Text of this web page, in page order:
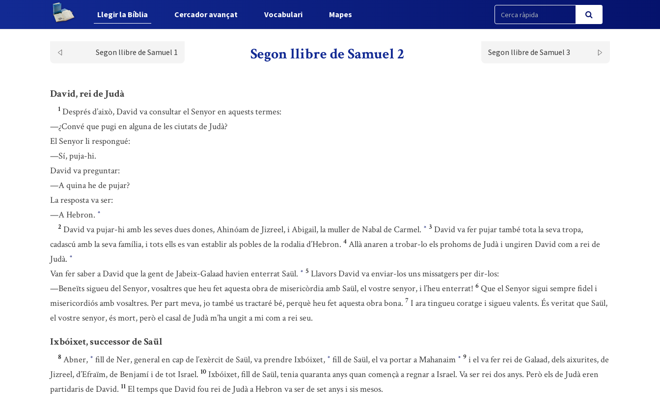
Llegir la Bíblia Cercador avançat Vocabulari Mapes
Segon llibre de Samuel 1 Segon llibre de Samuel 2 Segon llibre de Samuel 3
David, rei de Judà
1 Després d’això, David va consultar el Senyor en aquests termes:
—¿Convé que pugi en alguna de les ciutats de Judà?
El Senyor li respongué:
—Sí, puja-hi.
David va preguntar:
—A quina he de pujar?
La resposta va ser:
—A Hebron. *
2 David va pujar-hi amb les seves dues dones, Ahinóam de Jizreel, i Abigail, la muller de Nabal de Carmel. * 3 David va fer pujar també tota la seva tropa,
cadascú amb la seva família, i tots ells es van establir als pobles de la rodalia d’Hebron. 4 Allà anaren a trobar-lo els prohoms de Judà i ungiren David com a rei de
Judà. *
Van fer saber a David que la gent de Jabeix-Galaad havien enterrat Saül. * 5 Llavors David va enviar-los uns missatgers per dir-los:
—Beneïts sigueu del Senyor, vosaltres que heu fet aquesta obra de misericòrdia amb Saül, el vostre senyor, i l’heu enterrat! 6 Que el Senyor sigui sempre fidel i
misericordiós amb vosaltres. Per part meva, jo també us tractaré bé, perquè heu fet aquesta obra bona. 7 I ara tingueu coratge i sigueu valents. És veritat que Saül,
el vostre senyor, és mort, però el casal de Judà m’ha ungit a mi com a rei seu.
Ixbóixet, successor de Saül
8 Abner, * fill de Ner, general en cap de l’exèrcit de Saül, va prendre Ixbóixet, * fill de Saül, el va portar a Mahanaim * 9 i el va fer rei de Galaad, dels aixurites, de
Jizreel, d’Efraïm, de Benjamí i de tot Israel. 10 Ixbóixet, fill de Saül, tenia quaranta anys quan començà a regnar a Israel. Va ser rei dos anys. Però els de Judà eren
partidaris de David. 11 El temps que David fou rei de Judà a Hebron va ser de set anys i sis mesos.